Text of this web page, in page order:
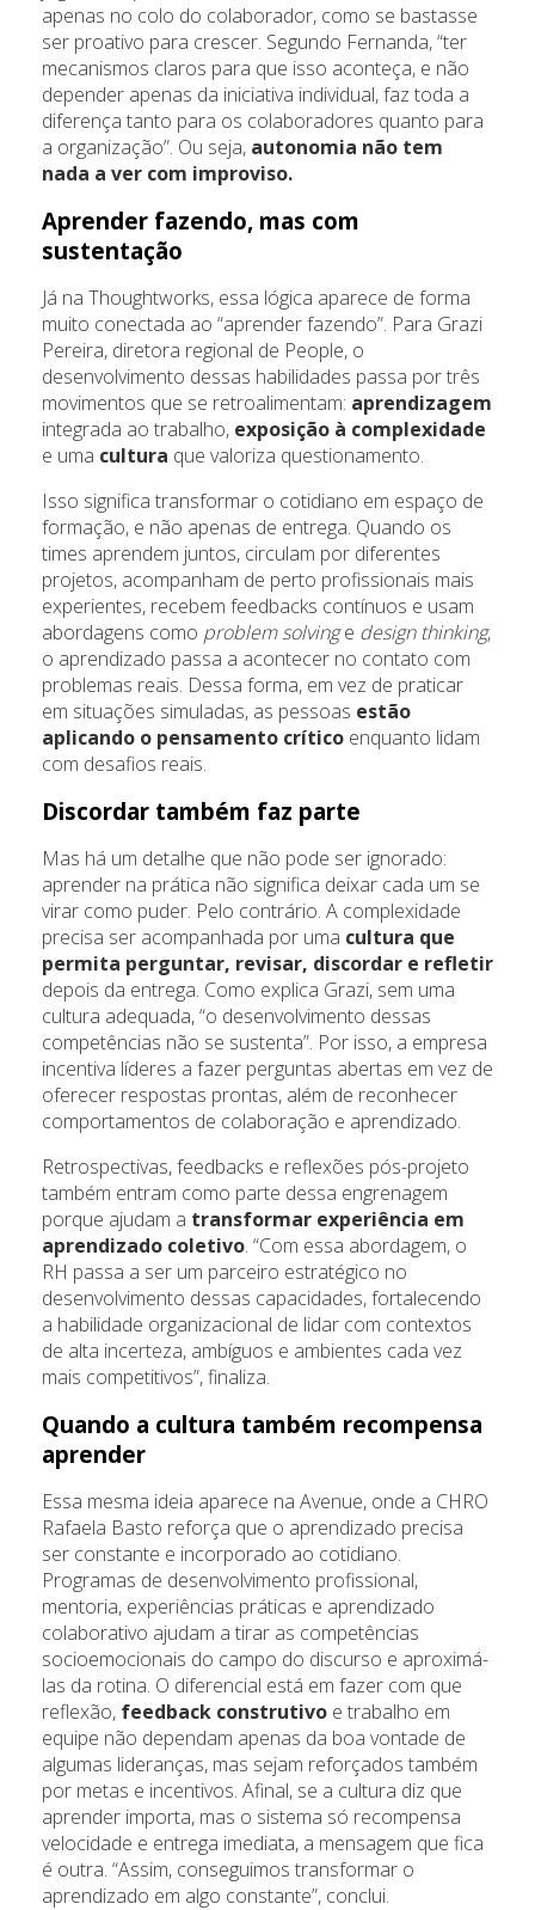
apenas no colo do colaborador, como se bastasse
ser proativo para crescer. Segundo Fernanda, “ter
mecanismos claros para que isso aconteça, e não
depender apenas da iniciativa individual, faz toda a
diferença tanto para os colaboradores quanto para
a organização”. Ou seja, autonomia não tem
nada a ver com improviso.
Aprender fazendo, mas com
sustentação
Já na Thoughtworks, essa lógica aparece de forma
muito conectada ao “aprender fazendo”. Para Grazi
Pereira, diretora regional de People, o
desenvolvimento dessas habilidades passa por três
movimentos que se retroalimentam: aprendizagem
integrada ao trabalho, exposição à complexidade
e uma cultura que valoriza questionamento.
Isso significa transformar o cotidiano em espaço de
formação, e não apenas de entrega. Quando os
times aprendem juntos, circulam por diferentes
projetos, acompanham de perto profissionais mais
experientes, recebem feedbacks contínuos e usam
abordagens como problem solvinge design thinking,
o aprendizado passa a acontecer no contato com
problemas reais. Dessa forma, em vez de praticar
em situações simuladas, as pessoas estão
aplicando o pensamento crítico enquanto lidam
com desafios reais.
Discordar também faz parte
Mas há um detalhe que não pode ser ignorado:
aprender na prática não significa deixar cada um se
virar como puder. Pelo contrário. A complexidade
precisa ser acompanhada por uma cultura que
permita perguntar, revisar, discordar e refletir
depois da entrega. Como explica Grazi, sem uma
cultura adequada, “o desenvolvimento dessas
competências não se sustenta”. Por isso, a empresa
incentiva líderes a fazer perguntas abertas em vez de
oferecer respostas prontas, além de reconhecer
comportamentos de colaboração e aprendizado.
Retrospectivas, feedbacks e reflexões pós-projeto
também entram como parte dessa engrenagem
porque ajudam a transformar experiência em
aprendizado coletivo. “Com essa abordagem, o
RH passa a ser um parceiro estratégico no
desenvolvimento dessas capacidades, fortalecendo
a habilidade organizacional de lidar com contextos
de alta incerteza, ambíguos e ambientes cada vez
mais competitivos”, finaliza.
Quando a cultura também recompensa
aprender
Essa mesma ideia aparece na Avenue, onde a CHRO
Rafaela Basto reforça que o aprendizado precisa
ser constante e incorporado ao cotidiano.
Programas de desenvolvimento profissional,
mentoria, experiências práticas e aprendizado
colaborativo ajudam a tirar as competências
socioemocionais do campo do discurso e aproximá-
las da rotina. O diferencial está em fazer com que
reflexão, feedback construtivo e trabalho em
equipe não dependam apenas da boa vontade de
algumas lideranças, mas sejam reforçados também
por metas e incentivos. Afinal, se a cultura diz que
aprender importa, mas o sistema só recompensa
velocidade e entrega imediata, a mensagem que fica
é outra. “Assim, conseguimos transformar o
aprendizado em algo constante”, conclui.